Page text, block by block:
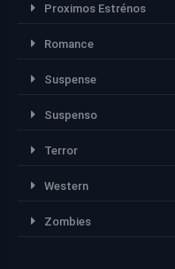
Proximos Estrénos
Romance
Suspense
Suspenso
Terror
Western
Zombies